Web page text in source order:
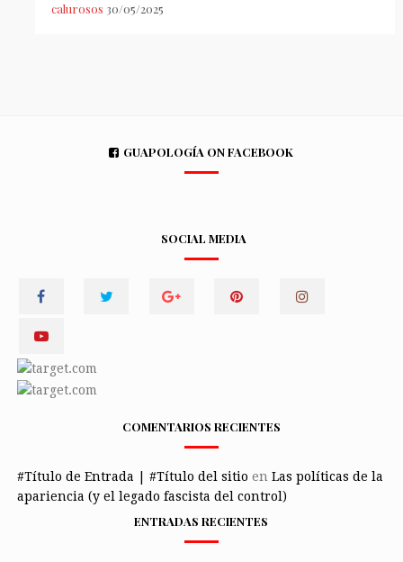
calurosos 30/05/2025
GUAPOLOGÍA ON FACEBOOK
SOCIAL MEDIA
COMENTARIOS RECIENTES
#Título de Entrada | #Título del sitio en Las políticas de la
apariencia (y el legado fascista del control)
ENTRADAS RECIENTES